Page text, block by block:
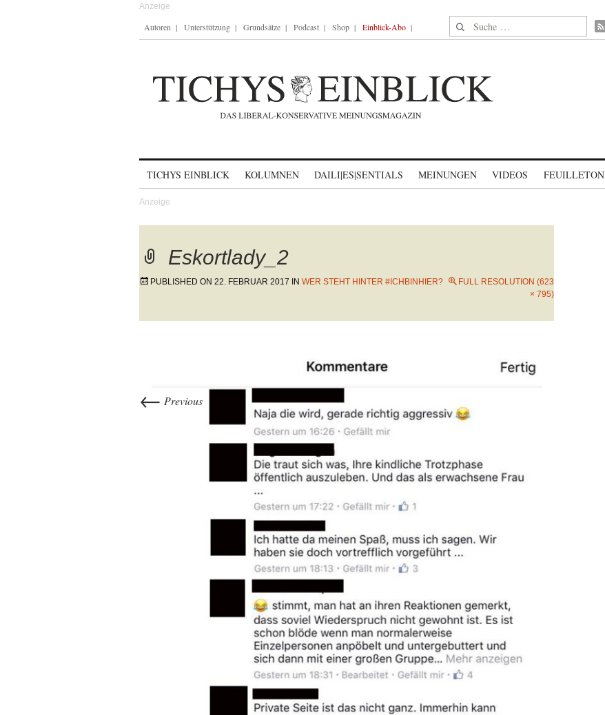
Autoren Unterstützung Grundsätze Podcast Shop Einblick-Abo Suche nach:
TICHYS EINBLICK KOLUMNEN DAILI|ES|SENTIALS MEINUNGEN VIDEOS FEUILLETON
Eskortlady_2
PUBLISHED ON 22. FEBRUAR 2017 IN WER STEHT HINTER #ICHBINHIER?
FULL RESOLUTION (623
× 795)
← Previous